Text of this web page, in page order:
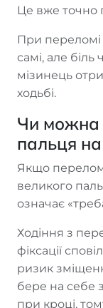
Це вже точно
При переломі
самі, але
мізинець
ходьбі.
Чи можна
пальця на
Якщо перелом
великого
означає
Ходіння з
фіксації
ризик
бере на себе
при кроці,